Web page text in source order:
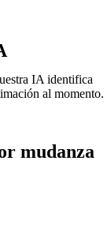
IA identifica
al momento.
mudanza